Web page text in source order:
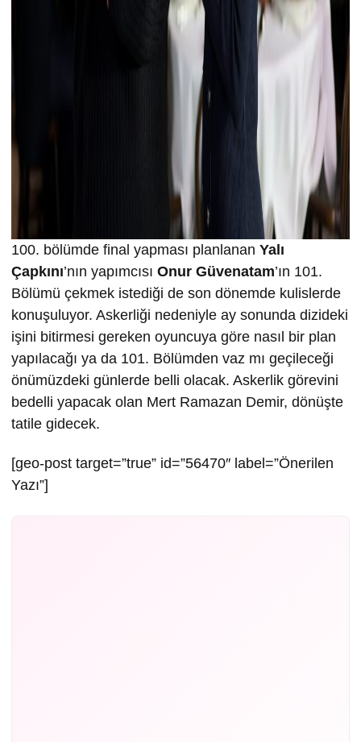
100. bölümde final yapması planlanan Yalı
Çapkını’nın yapımcısı Onur Güvenatam’ın 101.
Bölümü çekmek istediği de son dönemde kulislerde
konuşuluyor. Askerliği nedeniyle ay sonunda dizideki
işini bitirmesi gereken oyuncuya göre nasıl bir plan
yapılacağı ya da 101. Bölümden vaz mı geçileceği
önümüzdeki günlerde belli olacak. Askerlik görevini
bedelli yapacak olan Mert Ramazan Demir, dönüşte
tatile gidecek.
[geo-post target=”true” id=”56470″ label=”Önerilen
Yazı”]